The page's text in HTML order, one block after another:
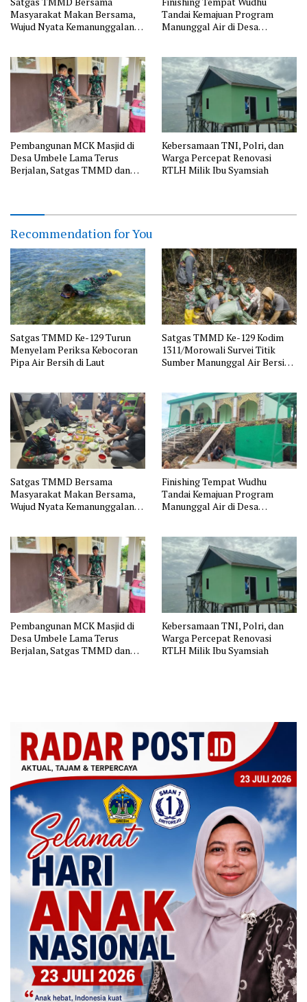
Masyarakat Makan Bersama,
Wujud Nyata Kemanunggalan
Tandai Kemajuan Program
Manunggal Air di Desa
Pembangunan MCK Masjid di
Desa Umbele Lama Terus
Berjalan, Satgas TMMD dan
Kebersamaan TNI, Polri, dan
Warga Percepat Renovasi
RTLH Milik Ibu Syamsiah
Recommendation for You
Satgas TMMD Ke-129 Turun
Menyelam Periksa Kebocoran
Pipa Air Bersih di Laut
Satgas TMMD Ke-129 Kodim
1311/Morowali Survei Titik
Sumber Manunggal Air Bersih
Satgas TMMD Bersama
Masyarakat Makan Bersama,
Wujud Nyata Kemanunggalan
Finishing Tempat Wudhu
Tandai Kemajuan Program
Manunggal Air di Desa
Pembangunan MCK Masjid di
Desa Umbele Lama Terus
Berjalan, Satgas TMMD dan
Kebersamaan TNI, Polri, dan
Warga Percepat Renovasi
RTLH Milik Ibu Syamsiah